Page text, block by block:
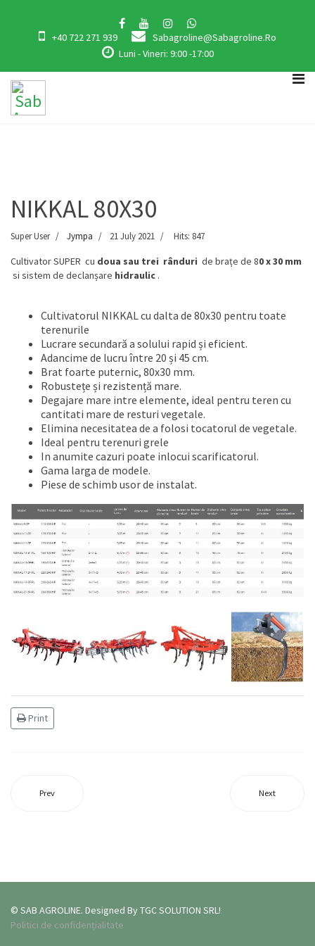
+40 722 271 939
Sabagroline@sabagroline.ro
Luni - Vineri: 9:00 -17:00
NIKKAL 80X30
Super User Jympa 21 July 2021 Hits: 847
Cultivator SUPER cu doua sau trei rânduri de brațe de 80 x 30 mm
si sistem de declanșare hidraulic .
Cultivatorul NIKKAL cu dalta de 80x30 pentru toate
terenurile
Lucrare secundară a solului rapid și eficient.
Adancime de lucru între 20 și 45 cm.
Brat foarte puternic, 80x30 mm.
Robustețe și rezistență mare.
Degajare mare intre elemente, ideal pentru teren cu
cantitati mare de resturi vegetale.
Elimina necesitatea de a folosi tocatorul de vegetale.
Ideal pentru terenuri grele
In anumite cazuri poate inlocui scarificatorul.
Gama larga de modele.
Piese de schimb usor de instalat.
Print
Prev Next
© SAB AGROLINE. Designed By TGC SOLUTION SRL!
Politici de confidențialitate